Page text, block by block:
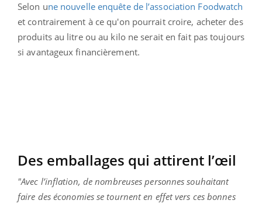
Selon une nouvelle enquête de l’association Foodwatch
et contrairement à ce qu'on pourrait croire, acheter des
produits au litre ou au kilo ne serait en fait pas toujours
si avantageux financièrement.
Des emballages qui attirent l’œil
"Avec l’inflation, de nombreuses personnes souhaitant
faire des économies se tournent en effet vers ces bonnes